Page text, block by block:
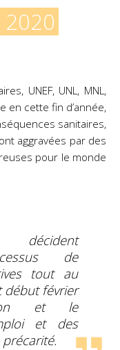
UNEF, UNL, MNL,
en cette fin d’année,
sanitaires,
aggravées par des
pour le monde
décident
de
tout au
début février
et le
et des